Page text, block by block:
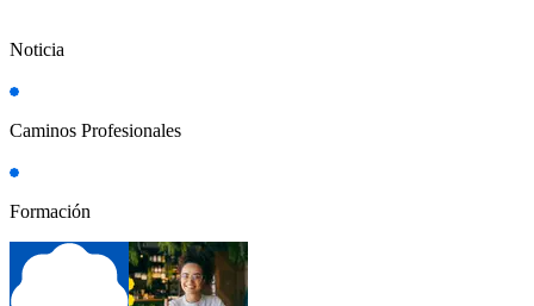
Noticia
Caminos Profesionales
Formación